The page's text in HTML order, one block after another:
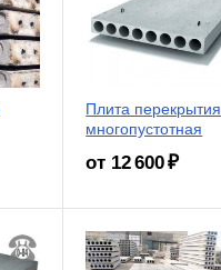
Плита перекрытия
многопустотная
от 12 600 ₽